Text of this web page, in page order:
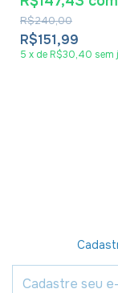
R$151,99
R$240,00
5 x de R$30,40 sem